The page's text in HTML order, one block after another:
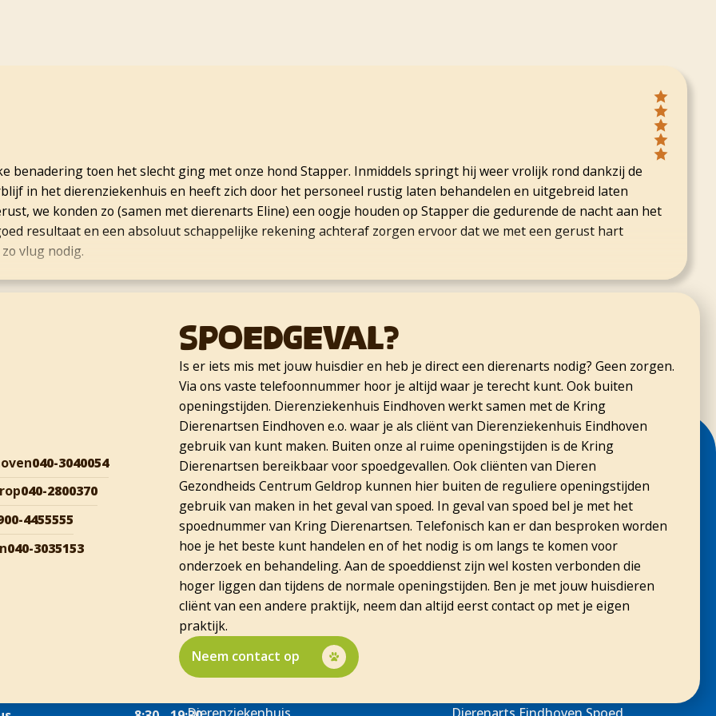
benadering toen het slecht ging met onze hond Stapper. Inmiddels springt hij weer vrolijk rond dankzij de
in het dierenziekenhuis en heeft zich door het personeel rustig laten behandelen en uitgebreid laten
we konden zo (samen met dierenarts Eline) een oogje houden op Stapper die gedurende de nacht aan het
resultaat en een absoluut schappelijke rekening achteraf zorgen ervoor dat we met een gerust hart
vlug nodig.
naar de dierenarts geweest.
hebben ze ook nog een kies verwijderd die helemaal los zat. omdat Nikkie en Ollie altijd samen zijn mocht
de operatiekamer.
omgaan.
zo te zien heeft hij nergens last van.
vriendelijk, goed en geduldig geholpen door Eline! Een zeer tevreden klant! Eline heeft me goed voorgelicht
Ik ben al vaker geweest en altijd enorm tevreden!
040-3040054
040-2800370
4455555
040-3035153
Spoedgeval?
Is er iets mis met jouw huisdier en heb je direct een dierenarts nodig? Geen zorgen.
Via ons vaste telefoonnummer hoor je altijd waar je terecht kunt. Ook buiten
openingstijden. Dierenziekenhuis Eindhoven werkt samen met de Kring
Dierenartsen Eindhoven e.o. waar je als cliënt van Dierenziekenhuis Eindhoven
gebruik van kunt maken. Buiten onze al ruime openingstijden is de Kring
Dierenartsen bereikbaar voor spoedgevallen. Ook cliënten van Dieren
Gezondheids Centrum Geldrop kunnen hier buiten de reguliere openingstijden
gebruik van maken in het geval van spoed. In geval van spoed bel je met het
spoednummer van Kring Dierenartsen. Telefonisch kan er dan besproken worden
hoe je het beste kunt handelen en of het nodig is om langs te komen voor
onderzoek en behandeling. Aan de spoeddienst zijn wel kosten verbonden die
hoger liggen dan tijdens de normale openingstijden. Ben je met jouw huisdieren
cliënt van een andere praktijk, neem dan altijd eerst contact op met je eigen
praktijk.
Neem contact op
Dierenziekenhuis Dierenarts Eindhoven Spoed